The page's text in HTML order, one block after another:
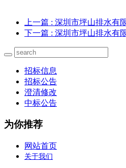
上一篇 : 深圳市坪山排水有
下一篇 : 深圳市坪山排水有
招标信息
招标公告
澄清修改
中标公告
为你推荐
网站首页
关于我们